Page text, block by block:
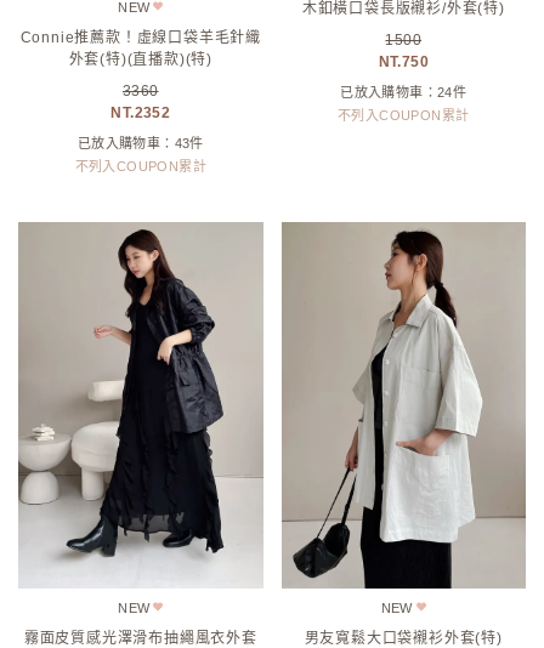
NEW
Connie推薦款！虛線口袋羊毛針織
外套(特)(直播款)(特)
3360
2352
已放入購物車：43件
不列入COUPON累計
木釦橫口袋長版襯衫/外套(特)
1500
750
已放入購物車：24件
不列入COUPON累計
NEW
霧面皮質感光澤滑布抽繩風衣外套
NEW
男友寬鬆大口袋襯衫外套(特)